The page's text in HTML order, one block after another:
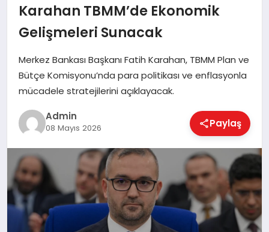
EĞITIM
EKONOMI
MAGAZIN
SAĞLIK
SPOR
Karahan TBMM’de Ekonomik
Gelişmeleri Sunacak
Merkez Bankası Başkanı Fatih Karahan, TBMM Plan ve
Bütçe Komisyonu’nda para politikası ve enflasyonla
mücadele stratejilerini açıklayacak.
Admin
08 Mayıs 2026 Paylaş